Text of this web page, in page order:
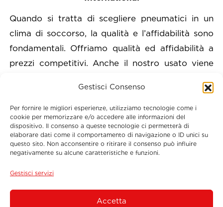
Gestisci Consenso
Per fornire le migliori esperienze, utilizziamo tecnologie come i
cookie per memorizzare e/o accedere alle informazioni del
dispositivo. Il consenso a queste tecnologie ci permetterà di
elaborare dati come il comportamento di navigazione o ID unici su
questo sito. Non acconsentire o ritirare il consenso può influire
negativamente su alcune caratteristiche e funzioni.
Gestisci servizi
Accetta
Quando si tratta di scegliere pneumatici in un
clima di soccorso, la qualità e l’affidabilità sono
fondamentali. Offriamo qualità ed affidabilità a
prezzi competitivi. Anche il nostro usato viene
esclusivamente di pneumatici con un battistrada
maggiore di 2mm, talloni integri e conformi a
tutti gli standard di sicurezza vigenti. Sos Tyres
International si impegna a fornire prodotti che
soddisfino le esigenze dei clienti.Ogni